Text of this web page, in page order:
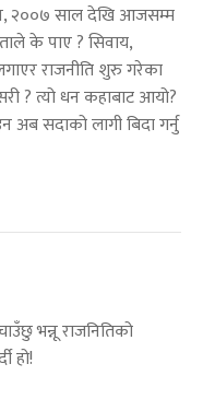
२००७ साल देखि आजसम्म
के पाए ? सिवाय,
राजनीति शुरु गरेका
? त्यो धन कहाबाट आयो?
अब सदाको लागी बिदा गर्नु
भन्नू राजनितिको
हो!